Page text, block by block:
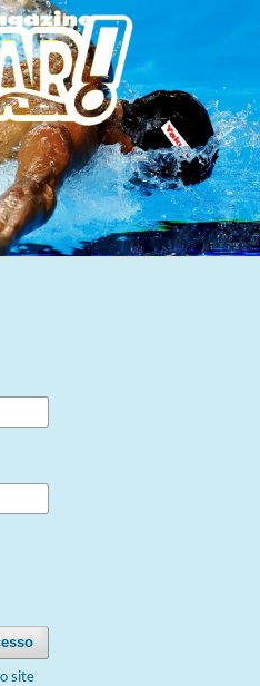
site